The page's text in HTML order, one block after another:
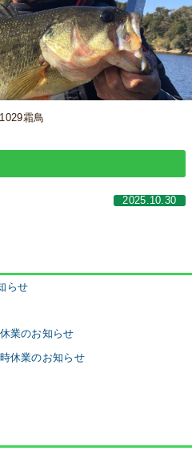
霜鳥
2025.10.30
らせ
業のお知らせ
休業のお知らせ